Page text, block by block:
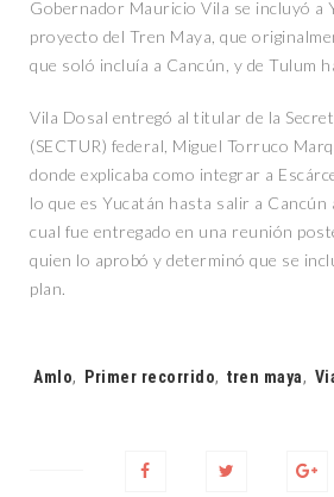
Gobernador Mauricio Vila se incluyó a
proyecto del Tren Maya, que
que soló incluía a Cancún, y de Tulum
Vila Dosal entregó al titular de la
(SECTUR) federal, Miguel Torruco
donde explicaba como integrar a
lo que es Yucatán hasta salir a Cancún
cual fue entregado en una reunión
quien lo aprobó y determinó que se
plan.
Tags:
Amlo, Primer recorrido, tren maya,